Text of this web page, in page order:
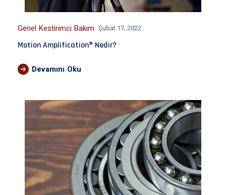
Genel Kestirimci Bakım Şubat 17, 2022
Motion Amplification® Nedir?
Devamını Oku